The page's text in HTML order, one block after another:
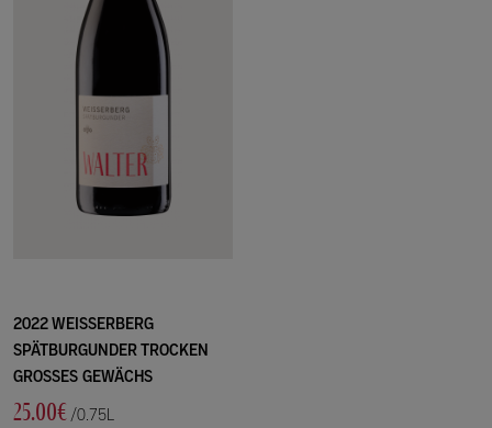
2022 WEISSERBERG
SPÄTBURGUNDER TROCKEN
GROSSES GEWÄCHS
25.00€ /0.75L